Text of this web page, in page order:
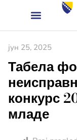
јун 25, 2025
Табела
конкурс
младе